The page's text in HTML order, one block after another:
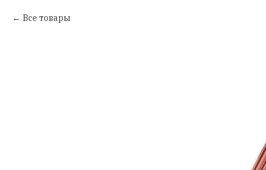
Все товары